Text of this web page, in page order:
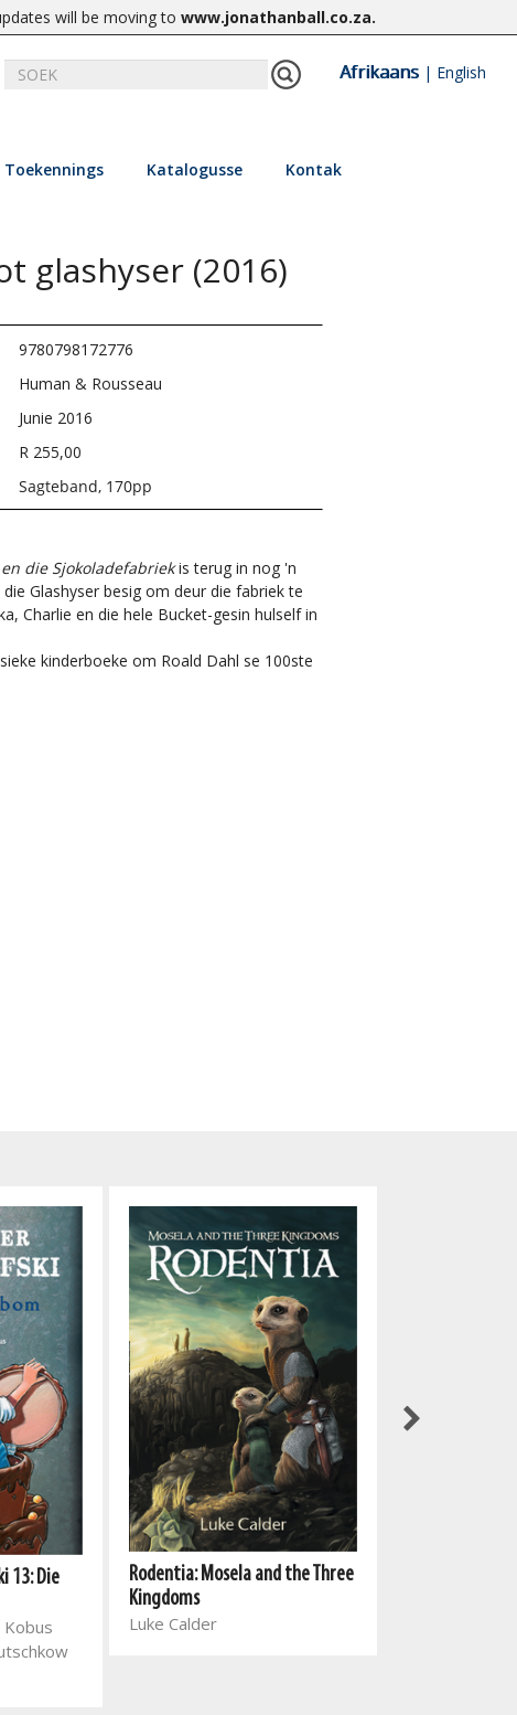
will be moving to www.jonathanball.co.za.
Afrikaans| English
Toekennings Katalogusse Kontak
glashyser (2016)
9780798172776
Human & Rousseau
Junie 2016
R 255,00
Sagteband, 170pp
die Sjokoladefabriekis terug in nog 'n
Glashyser besig om deur die fabriek te
Charlie en die hele Bucket-gesin hulself in
kinderboeke om Roald Dahl se 100ste
13: Die
Kobus
Rodentia: Mosela and the Three
Kingdoms
Luke Calder